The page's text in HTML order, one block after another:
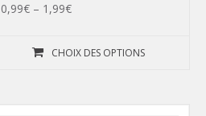
0,99€– 1,99€
CHOIX DES OPTIONS